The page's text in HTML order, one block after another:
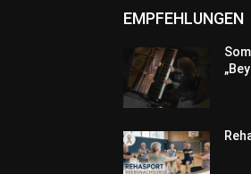
EMPFEHLUNGEN